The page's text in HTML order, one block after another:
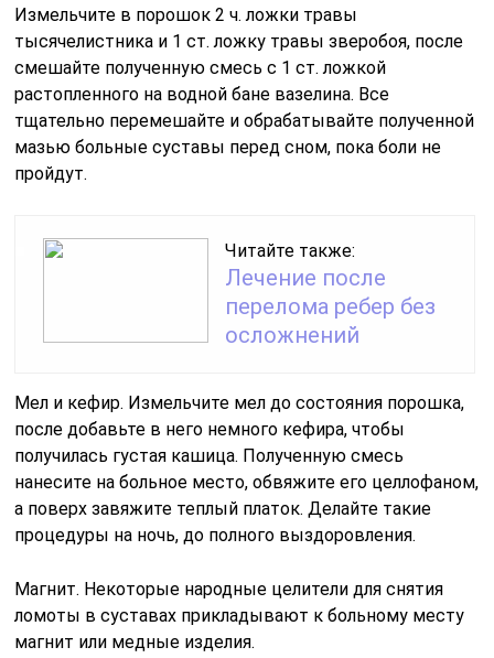
Измельчите в порошок 2 ч. ложки травы
тысячелистника и 1 ст. ложку травы зверобоя, после
смешайте полученную смесь с 1 ст. ложкой
растопленного на водной бане вазелина. Все
тщательно перемешайте и обрабатывайте полученной
мазью больные суставы перед сном, пока боли не
пройдут.
Читайте также:
Лечение после
перелома ребер без
осложнений
Мел и кефир. Измельчите мел до состояния порошка,
после добавьте в него немного кефира, чтобы
получилась густая кашица. Полученную смесь
нанесите на больное место, обвяжите его целлофаном,
а поверх завяжите теплый платок. Делайте такие
процедуры на ночь, до полного выздоровления.
Магнит. Некоторые народные целители для снятия
ломоты в суставах прикладывают к больному месту
магнит или медные изделия.